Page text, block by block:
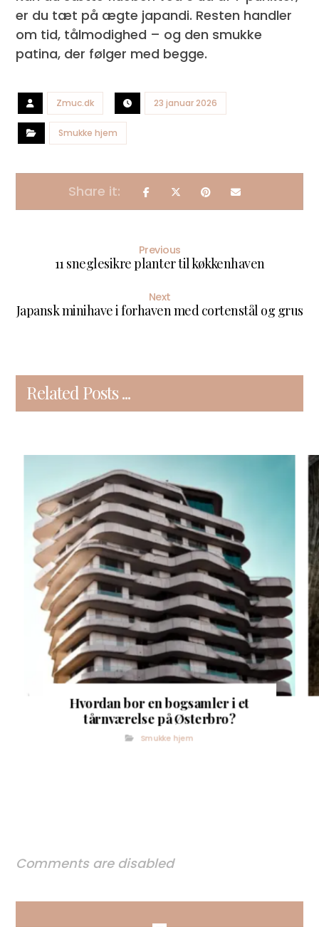
er du tæt på ægte japandi. Resten handler
om tid, tålmodighed – og den smukke
patina, der følger med begge.
Zmuc.dk 23 januar 2026
Smukke hjem
Previous
11 sneglesikre planter til køkkenhaven
Next
Japansk minihave i forhaven med cortenstål og grus
Related Posts ...
Hvordan bor en bogsamler i et
tårnværelse på Østerbro?
Smukke hjem
Comments are disabled